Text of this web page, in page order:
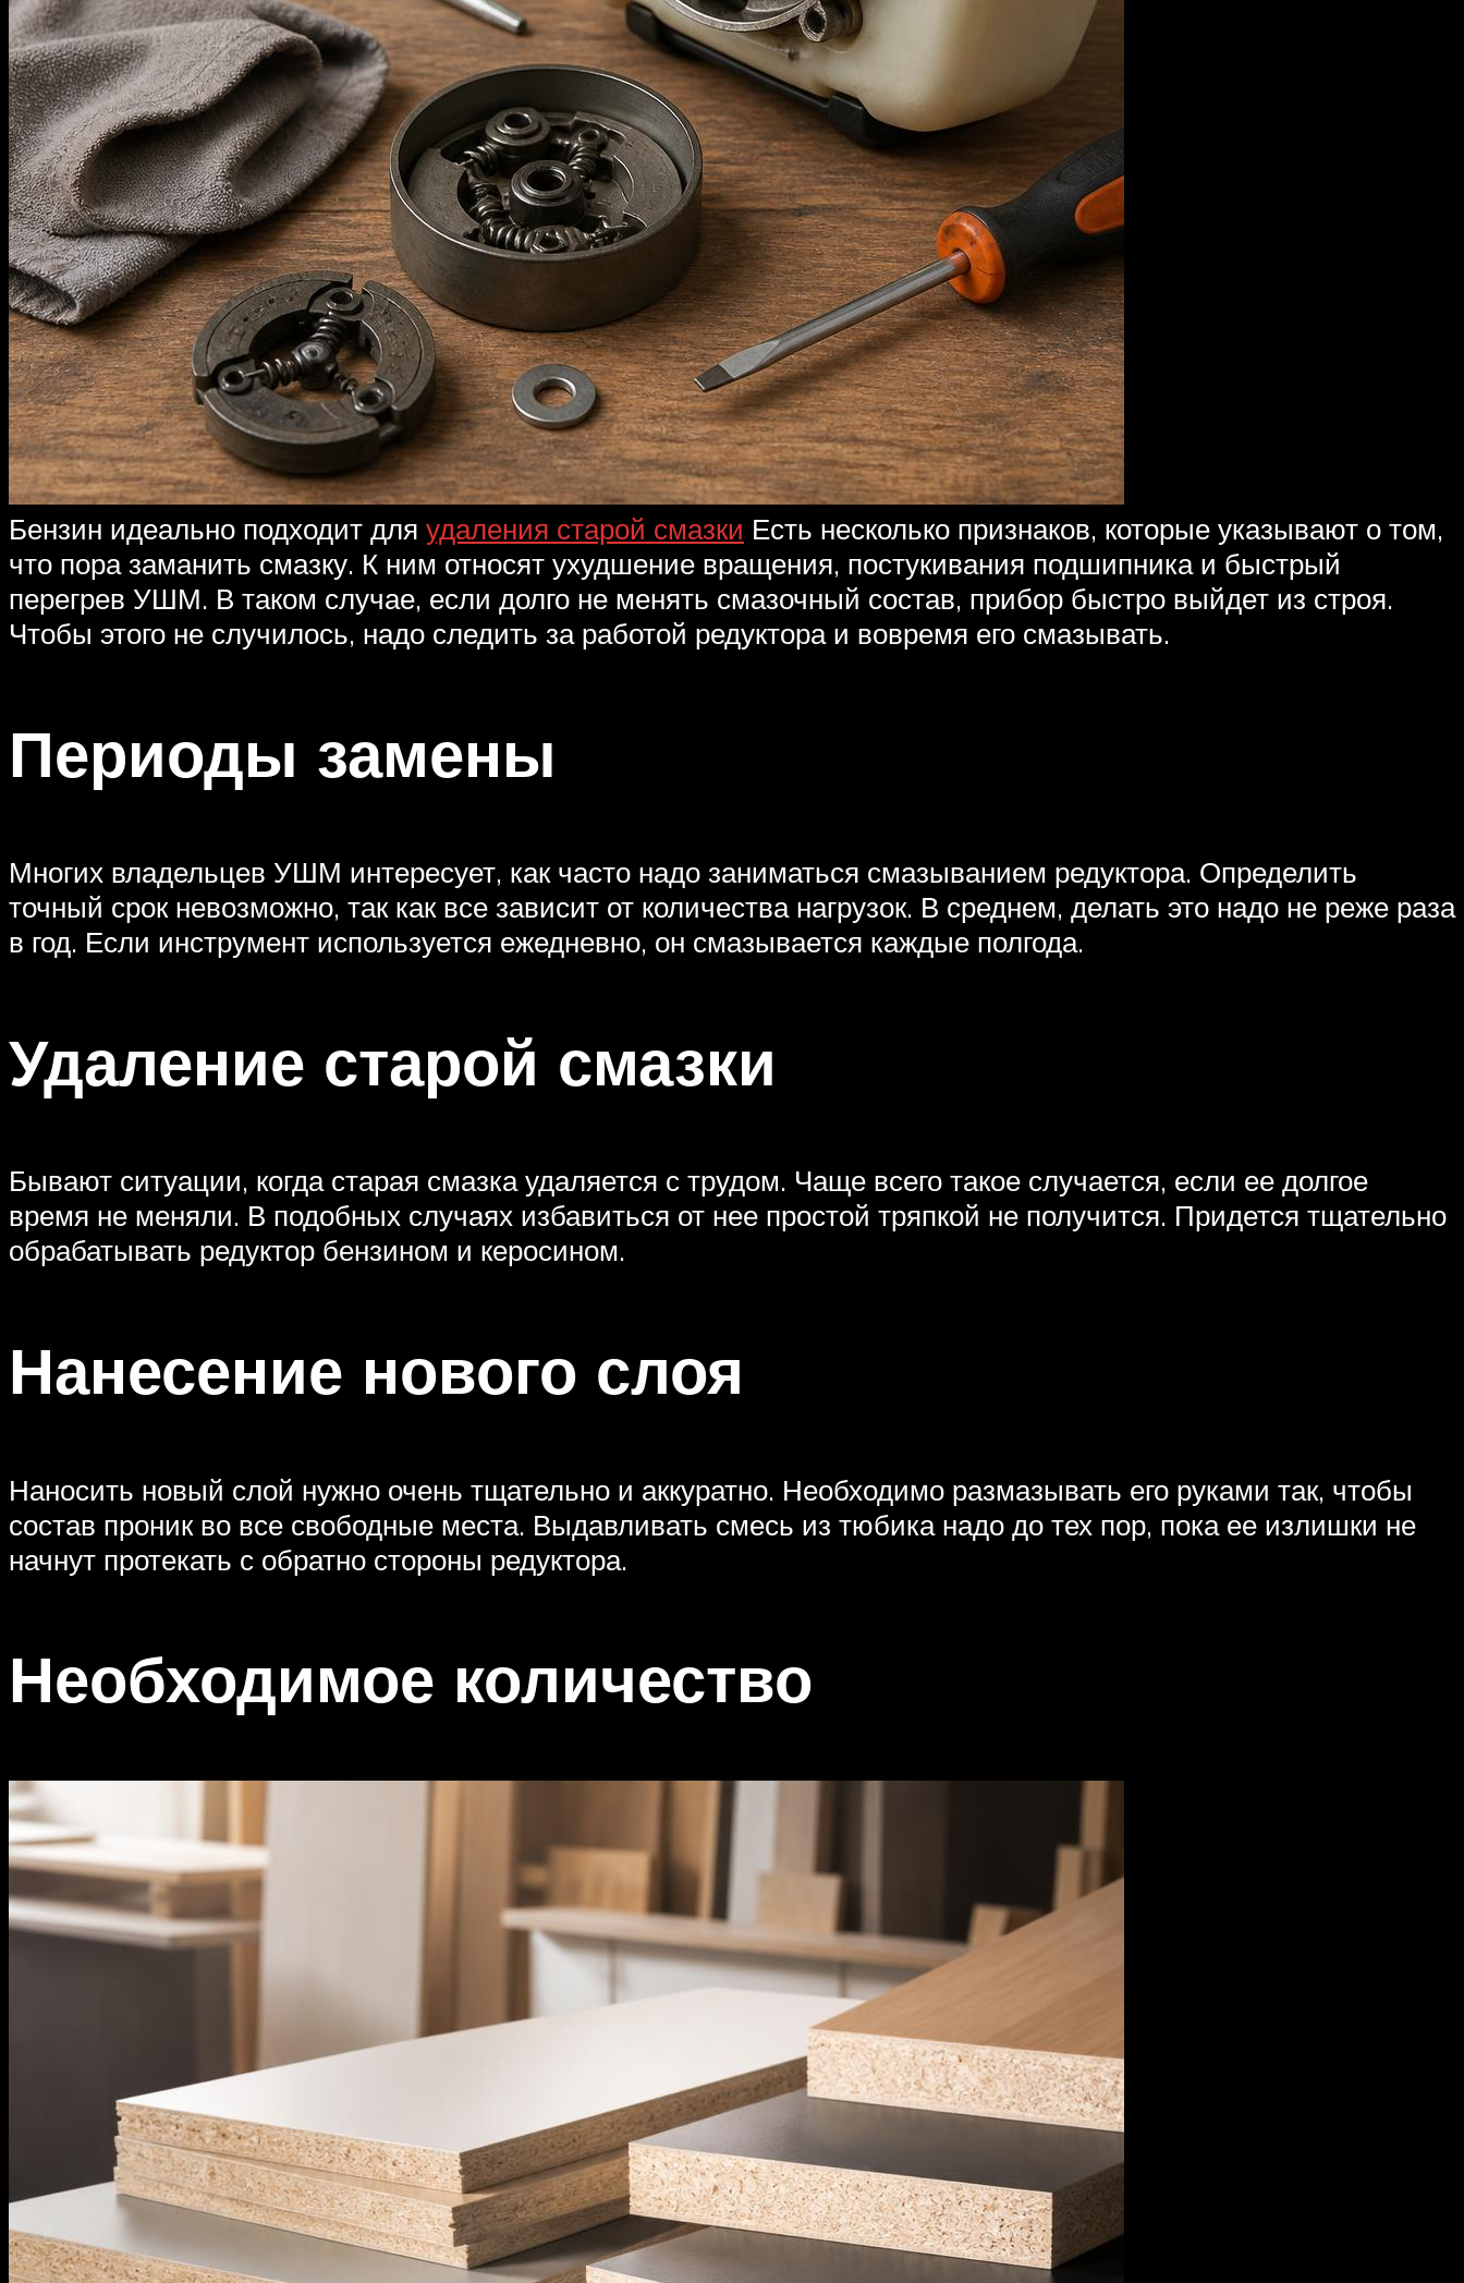
Бензин идеально подходит для удаления старой смазки Есть несколько признаков, которые указывают о том,
что пора заманить смазку. К ним относят ухудшение вращения, постукивания подшипника и быстрый
перегрев УШМ. В таком случае, если долго не менять смазочный состав, прибор быстро выйдет из строя.
Чтобы этого не случилось, надо следить за работой редуктора и вовремя его смазывать.
Периоды замены
Многих владельцев УШМ интересует, как часто надо заниматься смазыванием редуктора. Определить
точный срок невозможно, так как все зависит от количества нагрузок. В среднем, делать это надо не реже раза
в год. Если инструмент используется ежедневно, он смазывается каждые полгода.
Удаление старой смазки
Бывают ситуации, когда старая смазка удаляется с трудом. Чаще всего такое случается, если ее долгое
время не меняли. В подобных случаях избавиться от нее простой тряпкой не получится. Придется тщательно
обрабатывать редуктор бензином и керосином.
Нанесение нового слоя
Наносить новый слой нужно очень тщательно и аккуратно. Необходимо размазывать его руками так, чтобы
состав проник во все свободные места. Выдавливать смесь из тюбика надо до тех пор, пока ее излишки не
начнут протекать с обратно стороны редуктора.
Необходимое количество